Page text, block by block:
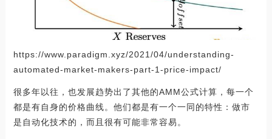
https://www.paradigm.xyz/2021/04/understanding-
automated-market-makers-part-1-price-impact/
很多年以往，也发展趋势出了其他的AMM公式计算，每一个
都是有自身的价格曲线。他们都是有一个一同的特性：做市
是自动化技术的，而且很有可能非常容易。